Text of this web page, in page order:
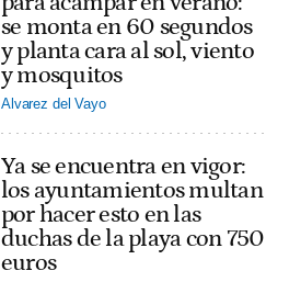
se monta en 60 segundos
y planta cara al sol, viento
y mosquitos
Alvarez del Vayo
Ya se encuentra en vigor:
los ayuntamientos multan
por hacer esto en las
duchas de la playa con 750
euros